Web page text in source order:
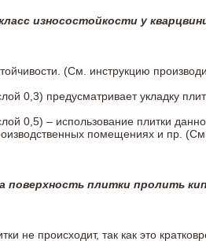
износостойкости у
(См. инструкцию
0,3) предусматривает укладку
0,5) – использование плитки
помещениях и пр.
поверхность плитки пролить
не происходит, так как это